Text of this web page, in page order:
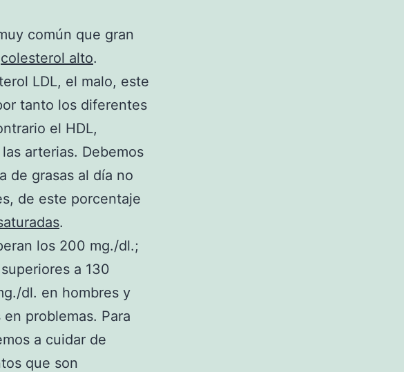
común que gran
colesterol alto.
LDL, el malo, este
tanto los diferentes
el HDL,
arterias. Debemos
de grasas al día no
de este porcentaje
.
los 200 mg./dl.;
a 130
dl. en hombres y
problemas. Para
a cuidar de
que son